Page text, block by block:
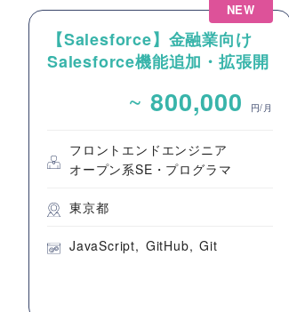
NEW
【Salesforce】金融業向け
Salesforce機能追加・拡張開
~ 800,000 円/月
フロントエンドエンジニア
オープン系SE・プログラマ
東京都
JavaScript GitHub Git